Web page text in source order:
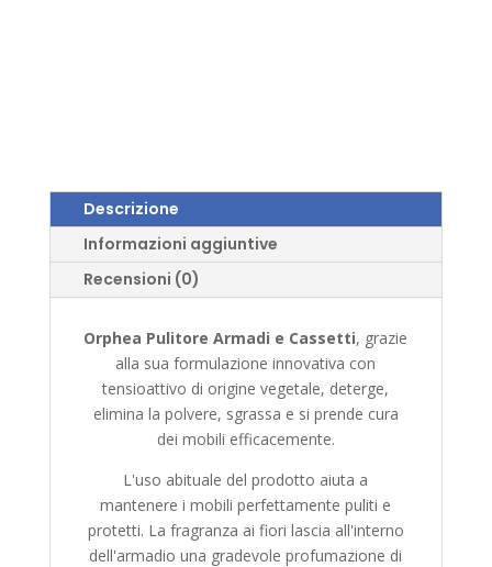
Descrizione
Informazioni aggiuntive
Recensioni (0)
Orphea Pulitore Armadi e Cassetti, grazie
alla sua formulazione innovativa con
tensioattivo di origine vegetale, deterge,
elimina la polvere, sgrassa e si prende cura
dei mobili efficacemente.
L'uso abituale del prodotto aiuta a
mantenere i mobili perfettamente puliti e
protetti. La fragranza ai fiori lascia all'interno
dell'armadio una gradevole profumazione di